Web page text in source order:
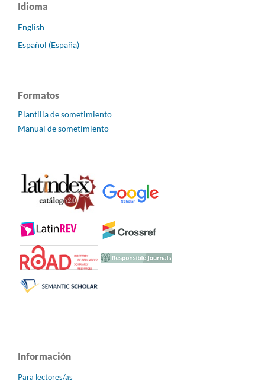
Idioma
English
Español (España)
Formatos
Plantilla de sometimiento
Manual de sometimiento
Información
Para lectores/as